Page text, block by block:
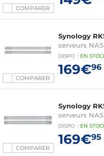
COMPARER
COMPARER
Synology
serveurs
DISPO : EN
169€96
COMPARER
Synology
serveurs
DISPO : EN
169€95